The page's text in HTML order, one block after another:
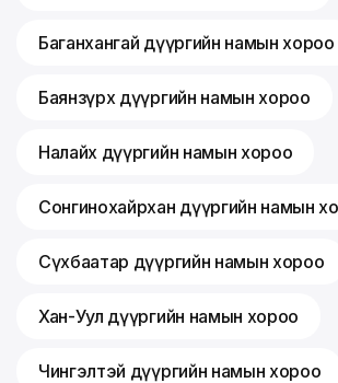
Баганхангай дүүргийн намын хороо
Баянзүрх дүүргийн намын хороо
Налайх дүүргийн намын хороо
Сонгинохайрхан дүүргийн намын
Сүхбаатар дүүргийн намын хороо
Хан-Уул дүүргийн намын хороо
Чингэлтэй дүүргийн намын хороо